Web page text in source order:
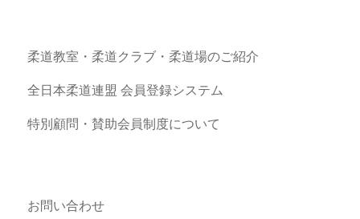
柔道教室・柔道クラブ・柔道場のご紹介
全日本柔道連盟 会員登録システム
特別顧問・賛助会員制度について
お問い合わせ